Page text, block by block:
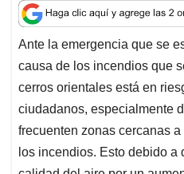
a
t
s
A
p
p
c
e
b
o
o
k
n
k
e
d
I
n
a
i
l
r
e
a
d
s
Ante la emergencia que se
causa de los incendios que
cerros orientales está en
ciudadanos, especialmente
frecuenten zonas cercanas
los incendios. Esto debido a